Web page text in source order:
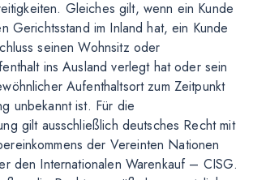
Gleiches gilt, wenn ein Kunde
Gerichtsstand im Inland hat, ein Kunde
seinen Wohnsitz oder
ins Ausland verlegt hat oder sein
Aufenthaltsort zum Zeitpunkt
unbekannt ist. Für die
gilt ausschließlich deutsches Recht mit
der Vereinten Nationen
den Internationalen Warenkauf – CISG.